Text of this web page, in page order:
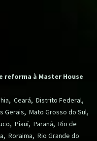
reforma à Master House
, Ceará, Distrito Federal,
Gerais, Mato Grosso do Sul,
, Piauí, Paraná, Rio de
, Roraima, Rio Grande do